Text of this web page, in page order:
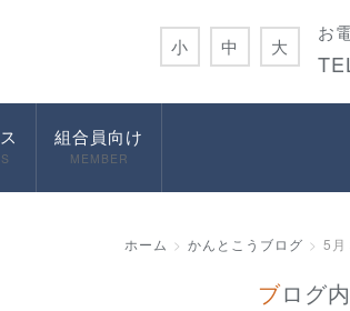
お
小 中 大
組合員向け
MEMBER
ホーム かんとこうブログ 5月
ブログ